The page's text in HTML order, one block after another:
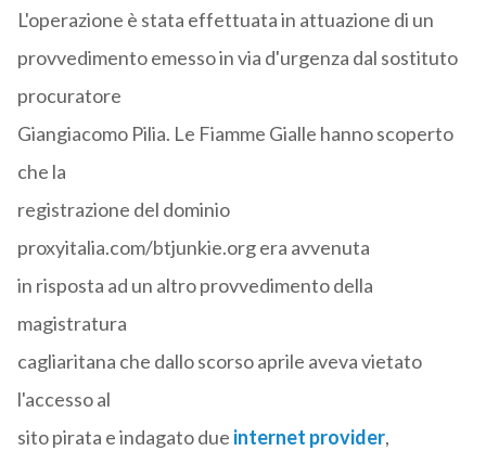
L'operazione è stata effettuata in attuazione di un
provvedimento emesso in via d'urgenza dal sostituto
procuratore
Giangiacomo Pilia. Le Fiamme Gialle hanno scoperto
che la
registrazione del dominio
proxyitalia.com/btjunkie.org era avvenuta
in risposta ad un altro provvedimento della
magistratura
cagliaritana che dallo scorso aprile aveva vietato
l'accesso al
sito pirata e indagato due internet provider,